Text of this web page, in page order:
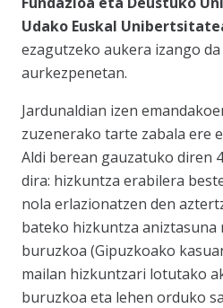
Udako Euskal
ezagutzeko aukera izango
aurkezpenetan.
Jardunaldian izen
zuzenerako tarte zabala ere
Aldi berean gauzatuko diren
dira: hizkuntza erabilera
nola erlazionatzen den
bateko hizkuntza aniztasuna
buruzkoa (Gipuzkoako
mailan hizkuntzari lotutako
buruzkoa eta lehen orduko